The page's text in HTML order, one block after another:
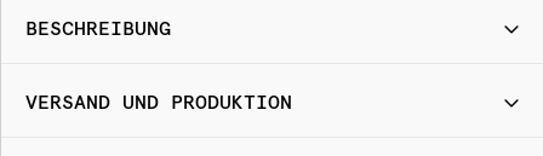
BESCHREIBUNG
VERSAND UND PRODUKTION